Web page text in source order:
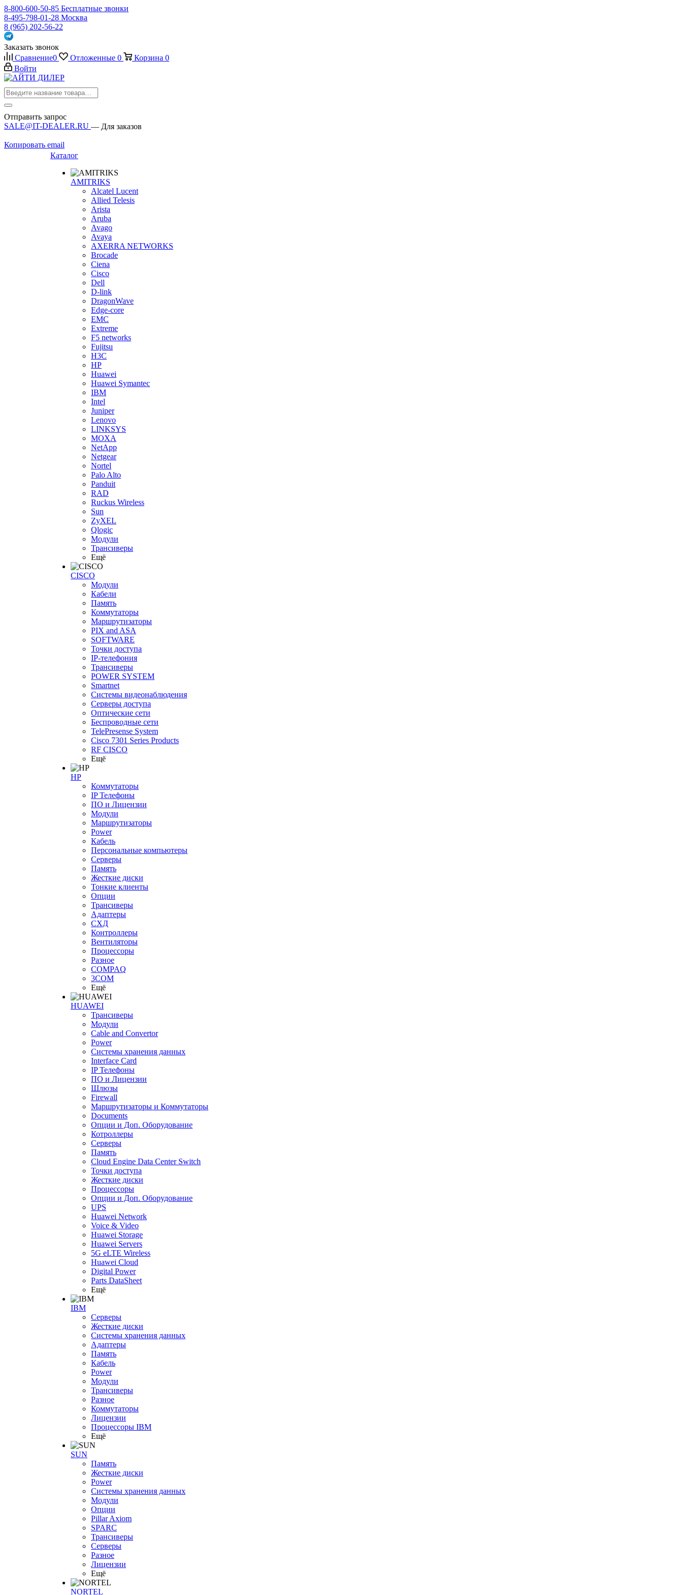
8-800-600-50-85 Бесплатные звонки
8-495-798-01-28 Москва
8 (965) 202-56-22
Заказать звонок
Сравнение0 Отложенные 0 Корзина 0
Войти
Отправить запрос
SALE@IT-DEALER.RU — Для заказов
Копировать email
Каталог
AMITRIKS
Alcatel Lucent
Allied Telesis
Arista
Aruba
Avago
Avaya
AXERRA NETWORKS
Brocade
Ciena
Cisco
Dell
D-link
DragonWave
Edge-core
EMC
Extreme
F5 networks
Fujitsu
H3С
HP
Huawei
Huawei Symantec
IBM
Intel
Juniper
Lenovo
LINKSYS
MOXA
NetApp
Netgear
Nortel
Palo Alto
Panduit
RAD
Ruckus Wireless
Sun
ZyXEL
Qlogic
Модули
Трансиверы
Ещё
CISCO
Модули
Кабели
Память
Коммутаторы
Маршрутизаторы
PIX and ASA
SOFTWARE
Точки доступа
IP-телефония
Трансиверы
POWER SYSTEM
Smartnet
Системы видеонаблюдения
Серверы доступа
Оптические сети
Беспроводные сети
TelePresense System
Cisco 7301 Series Products
RF CISCO
Ещё
HP
Коммутаторы
IP Телефоны
ПО и Лицензии
Модули
Маршрутизаторы
Power
Кабель
Персональные компьютеры
Серверы
Память
Жесткие диски
Тонкие клиенты
Опции
Трансиверы
Адаптеры
СХД
Контроллеры
Вентиляторы
Процессоры
Разное
COMPAQ
3COM
Ещё
HUAWEI
Трансиверы
Модули
Cable and Convertor
Power
Системы хранения данных
Interface Card
IP Телефоны
ПО и Лицензии
Шлюзы
Firewall
Маршрутизаторы и Коммутаторы
Documents
Опции и Доп. Оборудование
Котроллеры
Серверы
Память
Cloud Engine Data Center Switch
Точки доступа
Жесткие диски
Процессоры
Опции и Доп. Оборудование
UPS
Huawei Network
Voice & Video
Huawei Storage
Huawei Servers
5G eLTE Wireless
Huawei Cloud
Digital Power
Parts DataSheet
Ещё
IBM
Серверы
Жесткие диски
Системы хранения данных
Адаптеры
Память
Кабель
Power
Модули
Трансиверы
Разное
Коммутаторы
Лицензии
Процессоры IBM
Ещё
SUN
Память
Жесткие диски
Power
Системы хранения данных
Модули
Опции
Pillar Axiom
SPARC
Трансиверы
Серверы
Разное
Лицензии
Ещё
NORTEL